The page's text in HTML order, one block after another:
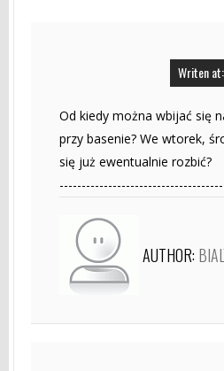
Writen
Od kiedy można wbijać się
przy basenie? We wtorek,
się już ewentualnie rozbić?
AUTHOR: